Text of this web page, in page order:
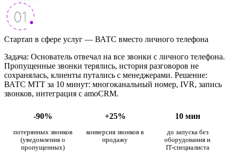
Стартап в сфере услуг — ВАТС вместо личного телефона
Задача: Основатель отвечал на все звонки с личного телефона.
Пропущенные звонки терялись, история разговоров не
сохранялась, клиенты путались с менеджерами. Решение:
ВАТС МТТ за 10 минут: многоканальный номер, IVR, запись
звонков, интеграция с amoCRM.
-90% +25% 10 мин
потерянных звонков
(уведомления о
пропущенных)
конверсия звонков в
продажу
до запуска без
оборудования и
IT-специалиста